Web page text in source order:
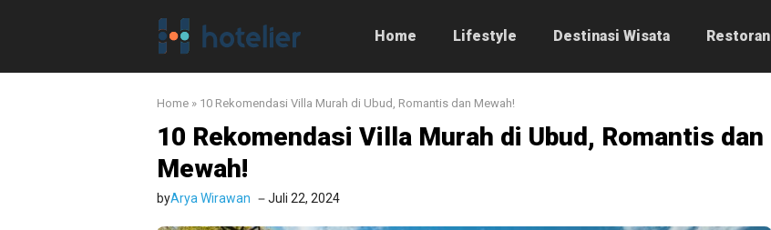
Home Lifestyle Destinasi Wisata Restoran
Home » 10 Rekomendasi Villa Murah di Ubud, Romantis dan Mewah!
10 Rekomendasi Villa Murah di Ubud, Romantis dan
Mewah!
byArya Wirawan Juli 22, 2024